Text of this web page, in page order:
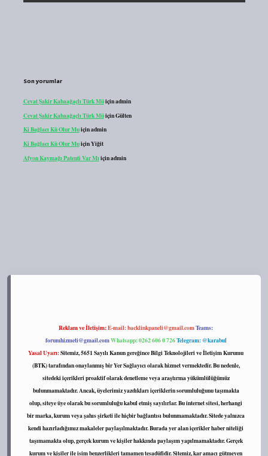
Son yorumlar
Cevat Şakir Kabaağaçlı Türk Müiçinadmin
Cevat Şakir Kabaağaçlı Türk MüiçinGülten
Ki Bağlacı Kü Olur Muiçinadmin
Ki Bağlacı Kü Olur MuiçinYiğit
Afyon Kaymağı Patenti Var Mı içinadmin
Reklam ve İletişim:E-mail:backlinkpaneli@gmail.comTeams:
forumhizmeti@gmail.comWhatsapp: 0262 606 0 726Telegram: @karabul
Yasal Uyarı:Sitemiz, 5651 Sayılı Kanun gereğince Bilgi Teknolojileri ve İletişim Kurumu
(BTK) tarafından onaylanmış bir Yer Sağlayıcı olarak hizmet vermektedir. Bu nedenle,
sitedeki içerikleri proaktif olarak denetleme veya araştırma yükümlülüğümüz
bulunmamaktadır. Ancak, üyelerimiz yazdıkları içeriklerin sorumluluğunu taşımakta
olup, siteye üye olarak bu sorumluluğu kabul etmiş sayılırlar. Bu internet sitesi, herhangi
bir marka, kurum veya şahıs şirketi ile hiçbir bağlantısı bulunmamaktadır. Sitede yalnızca
kendi hazırladığımız makaleler paylaşılmaktadır. Burada yer alan içerikler haber niteliği
taşımamakta olup, gerçek kurum ve kişiler hakkında paylaşım yapılmamaktadır. Gerçek
kurum ve kişiler ile isim benzerlikleri tamamen tesadüfidir. Sitemiz, kar amacı gütmeyen